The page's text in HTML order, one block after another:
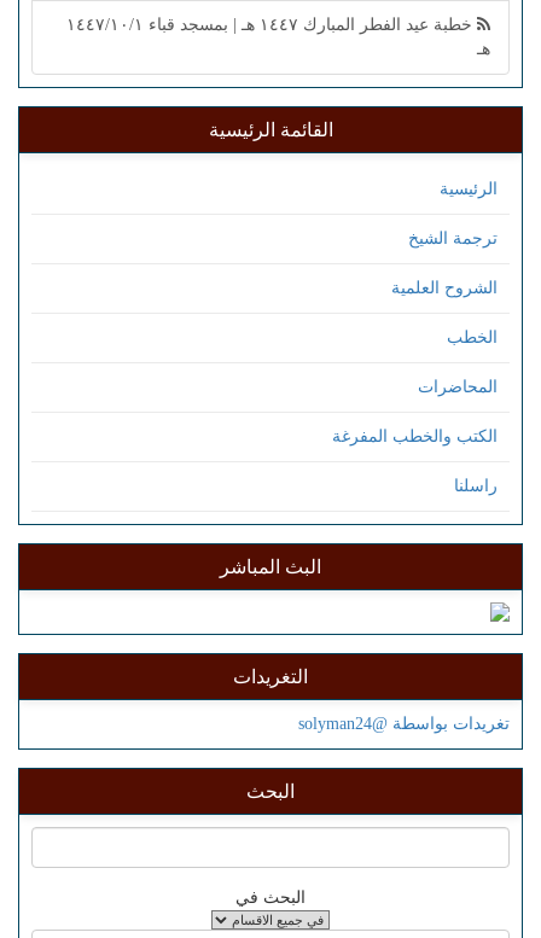
خطبة عيد الفطر المبارك ١٤٤٧ هـ | بمسجد قباء ١٤٤٧/١٠/١
هـ
القائمة الرئيسية
الرئيسية
ترجمة الشيخ
الشروح العلمية
الخطب
المحاضرات
الكتب والخطب المفرغة
راسلنا
البث المباشر
التغريدات
تغريدات بواسطة @solyman24
البحث
البحث في